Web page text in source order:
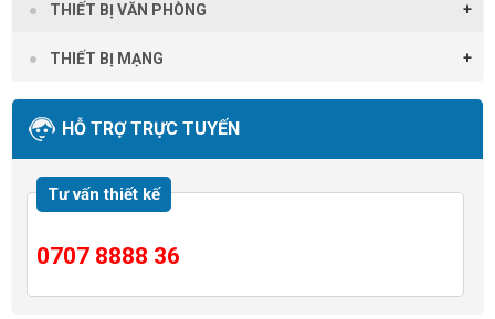
THIẾT BỊ VĂN PHÒNG
THIẾT BỊ MẠNG
HỖ TRỢ TRỰC TUYẾN
Tư vấn thiết kế
0707 8888 36